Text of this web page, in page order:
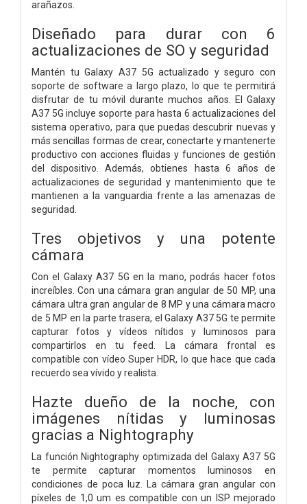
arañazos.
Diseñado para durar con 6
actualizaciones de SO y seguridad
Mantén tu Galaxy A37 5G actualizado y seguro con
soporte de software a largo plazo, lo que te permitirá
disfrutar de tu móvil durante muchos años. El Galaxy
A37 5G incluye soporte para hasta 6 actualizaciones del
sistema operativo, para que puedas descubrir nuevas y
más sencillas formas de crear, conectarte y mantenerte
productivo con acciones fluidas y funciones de gestión
del dispositivo. Además, obtienes hasta 6 años de
actualizaciones de seguridad y mantenimiento que te
mantienen a la vanguardia frente a las amenazas de
seguridad.
Tres objetivos y una potente
cámara
Con el Galaxy A37 5G en la mano, podrás hacer fotos
increíbles. Con una cámara gran angular de 50 MP, una
cámara ultra gran angular de 8 MP y una cámara macro
de 5 MP en la parte trasera, el Galaxy A37 5G te permite
capturar fotos y vídeos nítidos y luminosos para
compartirlos en tu feed. La cámara frontal es
compatible con vídeo Super HDR, lo que hace que cada
recuerdo sea vívido y realista.
Hazte dueño de la noche, con
imágenes nítidas y luminosas
gracias a Nightography
La función Nightography optimizada del Galaxy A37 5G
te permite capturar momentos luminosos en
condiciones de poca luz. La cámara gran angular con
píxeles de 1,0 um es compatible con un ISP mejorado